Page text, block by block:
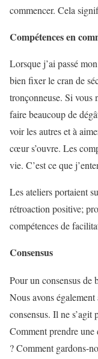
commencer. Cela
Compétences en
Lorsque j’ai passé
bien fixer le cran de
tronçonneuse. Si vous
faire beaucoup de
voir les autres et à
cœur s’ouvre. Les
vie. C’est ce que
Les ateliers portaient
rétroaction positive;
compétences de
Consensus
Pour un consensus de
Nous avons
consensus. Il ne s’agit
Comment prendre
? Comment gardons-